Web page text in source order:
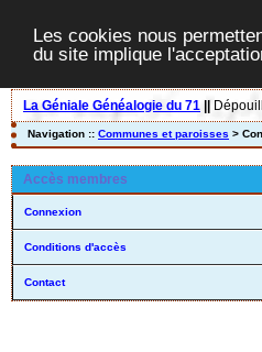
Les cookies nous
du site implique
La Géniale Généalogie du 71
Navigation :: Communes et paroisses >
Accès membres
Connexion
Conditions d'accès
Contact